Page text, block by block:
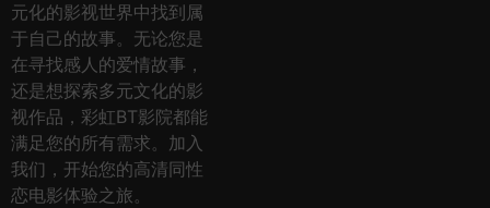
元化的影视世界中找到属
于自己的故事。无论您是
在寻找感人的爱情故事，
还是想探索多元文化的影
视作品，彩虹BT影院都能
满足您的所有需求。加入
我们，开始您的高清同性
恋电影体验之旅。